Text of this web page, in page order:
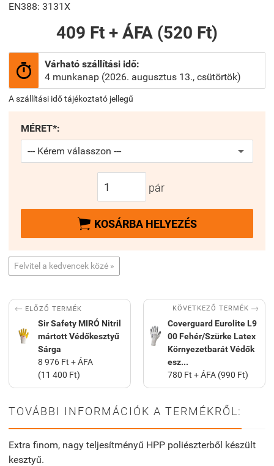
EN388: 3131X
409 Ft + ÁFA (520 Ft)

Várható szállítási idő:
4 munkanap (2026. augusztus 13., csütörtök)
A szállítási idő tájékoztató jellegű
MÉRET*:
pár
 KOSÁRBA HELYEZÉS
Felvitel a kedvencek közé »
 ELŐZŐ TERMÉK
Sir Safety MIRÓ Nitril
mártott Védőkesztyű
Sárga
8 976 Ft + ÁFA
(11 400 Ft)
KÖVETKEZŐ TERMÉK 
Coverguard Eurolite L9
00 Fehér/Szürke Latex
Környezetbarát Védők
esz...
780 Ft + ÁFA (990 Ft)
TOVÁBBI INFORMÁCIÓK A TERMÉKRŐL:
Extra finom, nagy teljesítményű HPP poliészterből készült
kesztyű.